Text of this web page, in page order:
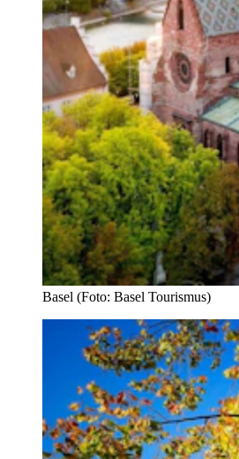
Basel (Foto: Basel Tourismus)